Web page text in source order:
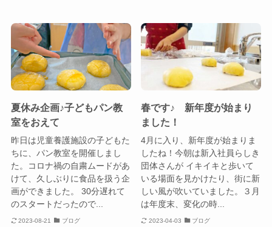
夏休み企画♪子どもパン教
室をおえて
昨日は児童養護施設の子どもた
ちに、パン教室を開催しまし
た。コロナ禍の自粛ムードがあ
けて、久しぶりに食品を扱う企
画ができました。 30分遅れて
のスタートだったので...
2023-08-21 ブログ
春です♪ 新年度が始まり
ました！
4月に入り、新年度が始まりま
したね！今朝は新入社員らしき
団体さんが イキイキと歩いて
いる場面を見かけたり、街に新
しい風が吹いていました。３月
は年度末、変化の時...
2023-04-03 ブログ